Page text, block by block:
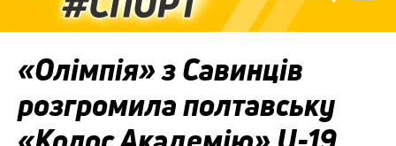
«Олімпія» з Савинців
розгромила полтавську